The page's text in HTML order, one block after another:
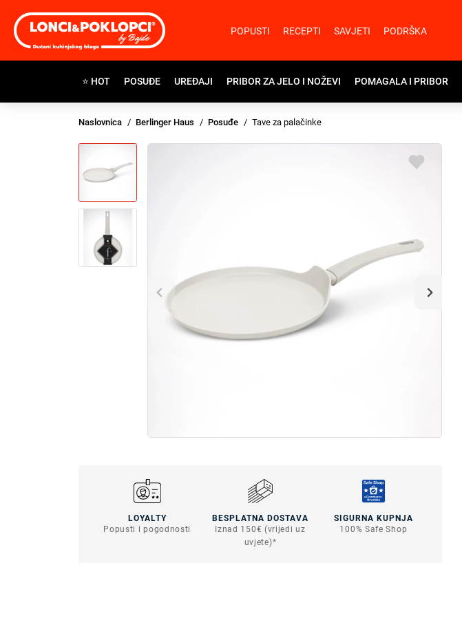
POPUSTI RECEPTI SAVJETI PODRŠKA
⭐ HOT POSUĐE UREĐAJI PRIBOR ZA JELO I NOŽEVI POMAGALA I PRIBOR
Naslovnica Berlinger Haus Posuđe Tave za palačinke
LOYALTY
Popusti i pogodnosti
BESPLATNA DOSTAVA
Iznad 150€ (vrijedi uz
uvjete)*
SIGURNA KUPNJA
100% Safe Shop